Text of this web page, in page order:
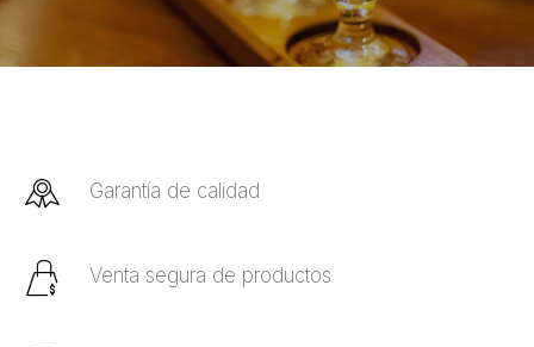
Garantía de calidad
Venta segura de productos